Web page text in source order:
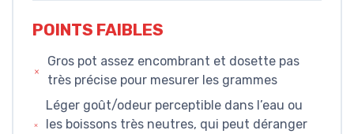
POINTS FAIBLES
Gros pot assez encombrant et dosette pas
très précise pour mesurer les grammes
Léger goût/odeur perceptible dans l’eau ou
les boissons très neutres, qui peut déranger